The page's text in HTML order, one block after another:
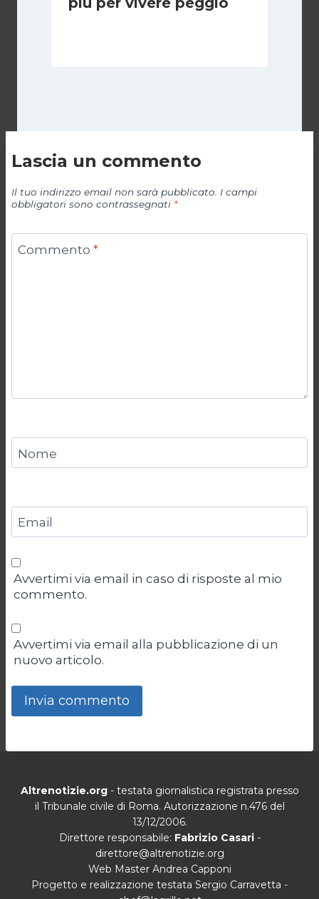
Lascia un commento
Il tuo indirizzo email non sarà pubblicato. I campi
obbligatori sono contrassegnati *
Commento *
Nome
Email
Avvertimi via email in caso di risposte al mio
commento.
Avvertimi via email alla pubblicazione di un
nuovo articolo.
Altrenotizie.org- testata giornalistica registrata presso
il Tribunale civile di Roma. Autorizzazione n.476 del
13/12/2006.
Direttore responsabile: Fabrizio Casari-
direttore@altrenotizie.org
Web Master Andrea Capponi
Progetto e realizzazione testata Sergio Carravetta -